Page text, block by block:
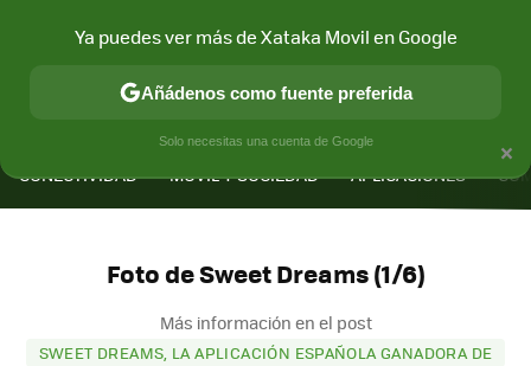
CONECTIVIDAD MÓVIL Y SOCIEDAD APLICACIONES
Foto de Sweet Dreams (1/6)
Más información en el post
SWEET DREAMS, LA APLICACIÓN ESPAÑOLA GANADORA DE
×
Ya puedes ver más de Xataka Movil en Google
Añádenos como fuente preferida
Solo necesitas una cuenta de Google